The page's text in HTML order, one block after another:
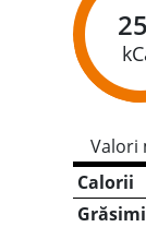
Valori
Calorii
Grăsimi